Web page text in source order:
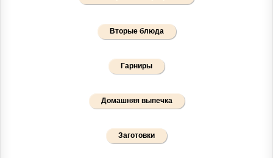
Вторые блюда
Гарниры
Домашняя выпечка
Заготовки